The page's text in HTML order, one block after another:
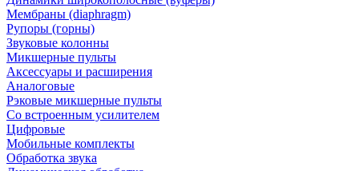
Мембраны (diaphragm)
Рупоры (горны)
Звуковые колонны
Микшерные пульты
Аксессуары и расширения
Аналоговые
Рэковые микшерные пульты
Со встроенным усилителем
Цифровые
Мобильные комплекты
Обработка звука